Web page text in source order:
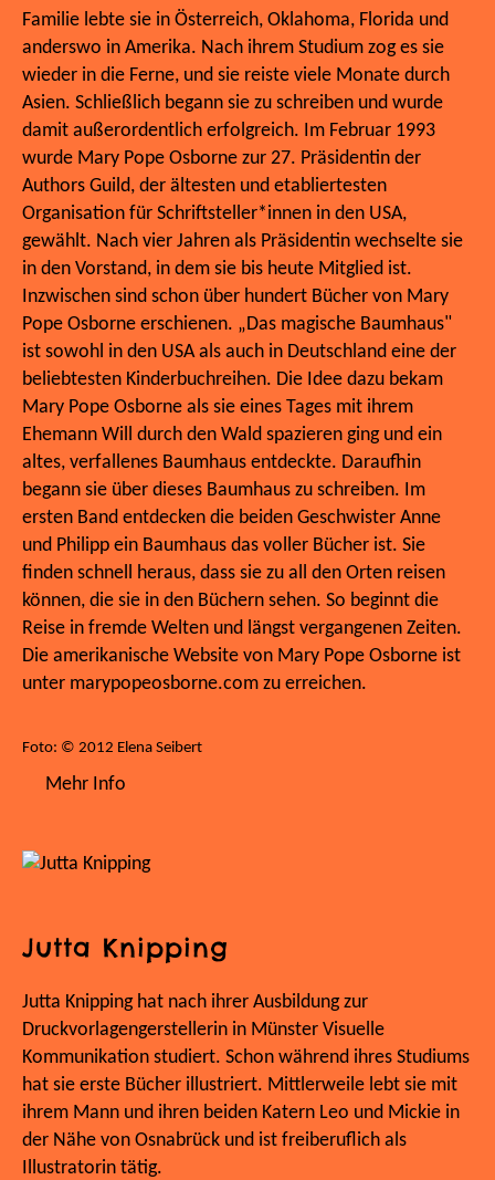
Familie lebte sie in Österreich, Oklahoma, Florida und
anderswo in Amerika. Nach ihrem Studium zog es sie
wieder in die Ferne, und sie reiste viele Monate durch
Asien. Schließlich begann sie zu schreiben und wurde
damit außerordentlich erfolgreich. Im Februar 1993
wurde Mary Pope Osborne zur 27. Präsidentin der
Authors Guild, der ältesten und etabliertesten
Organisation für Schriftsteller*innen in den USA,
gewählt. Nach vier Jahren als Präsidentin wechselte sie
in den Vorstand, in dem sie bis heute Mitglied ist.
Inzwischen sind schon über hundert Bücher von Mary
Pope Osborne erschienen. „Das magische Baumhaus"
ist sowohl in den USA als auch in Deutschland eine der
beliebtesten Kinderbuchreihen. Die Idee dazu bekam
Mary Pope Osborne als sie eines Tages mit ihrem
Ehemann Will durch den Wald spazieren ging und ein
altes, verfallenes Baumhaus entdeckte. Daraufhin
begann sie über dieses Baumhaus zu schreiben. Im
ersten Band entdecken die beiden Geschwister Anne
und Philipp ein Baumhaus das voller Bücher ist. Sie
finden schnell heraus, dass sie zu all den Orten reisen
können, die sie in den Büchern sehen. So beginnt die
Reise in fremde Welten und längst vergangenen Zeiten.
Die amerikanische Website von Mary Pope Osborne ist
unter marypopeosborne.com zu erreichen.
Foto: © 2012 Elena Seibert
Mehr Info
Jutta Knipping
Jutta Knipping hat nach ihrer Ausbildung zur
Druckvorlagengerstellerin in Münster Visuelle
Kommunikation studiert. Schon während ihres Studiums
hat sie erste Bücher illustriert. Mittlerweile lebt sie mit
ihrem Mann und ihren beiden Katern Leo und Mickie in
der Nähe von Osnabrück und ist freiberuflich als
Illustratorin tätig.